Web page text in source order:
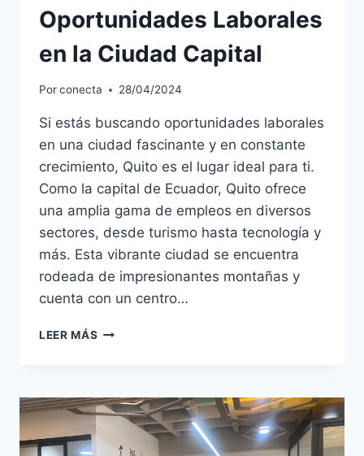
Oportunidades Laborales
en la Ciudad Capital
Porconecta 28/04/2024
Si estás buscando oportunidades laborales
en una ciudad fascinante y en constante
crecimiento, Quito es el lugar ideal para ti.
Como la capital de Ecuador, Quito ofrece
una amplia gama de empleos en diversos
sectores, desde turismo hasta tecnología y
más. Esta vibrante ciudad se encuentra
rodeada de impresionantes montañas y
cuenta con un centro…
LEER MÁS